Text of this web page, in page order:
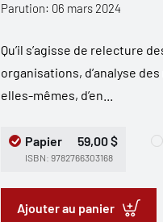
Parution: 06 mars 2024
Qu’il s’agisse de relecture
organisations, d’analyse
elles-mêmes, d’en...
Papier 59,00 $
ISBN: 9782766303168
Ajouter au panier